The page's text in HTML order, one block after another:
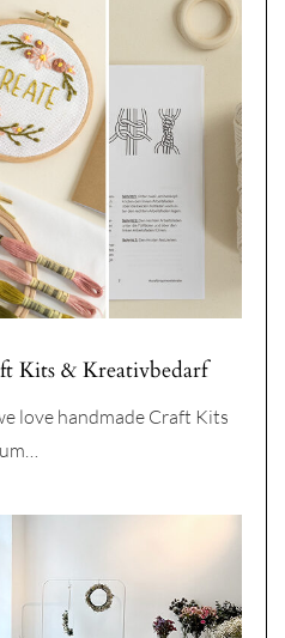
Kits & Kreativbedarf
love handmade Craft Kits